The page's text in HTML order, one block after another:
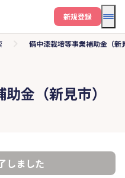
メ
新規登録
備中漆栽培等事業補助金（新
金（新見市）
しました